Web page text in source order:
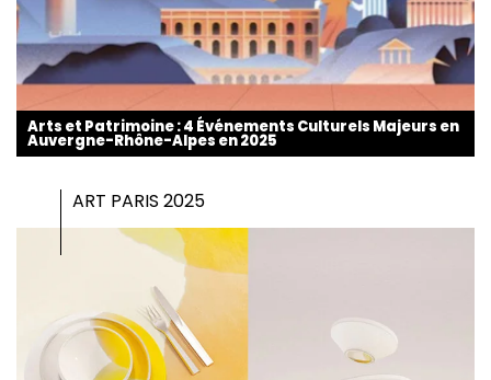
Arts et Patrimoine : 4 Événements Culturels Majeurs en
Auvergne-Rhône-Alpes en 2025
ART PARIS 2025